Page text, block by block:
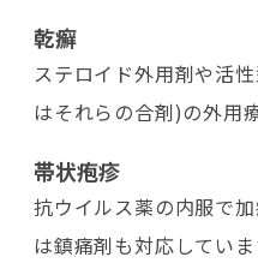
乾癬
ステロイド外用剤や活
はそれらの合剤)の外用
帯状疱疹
抗ウイルス薬の内服で
は鎮痛剤も対応していま